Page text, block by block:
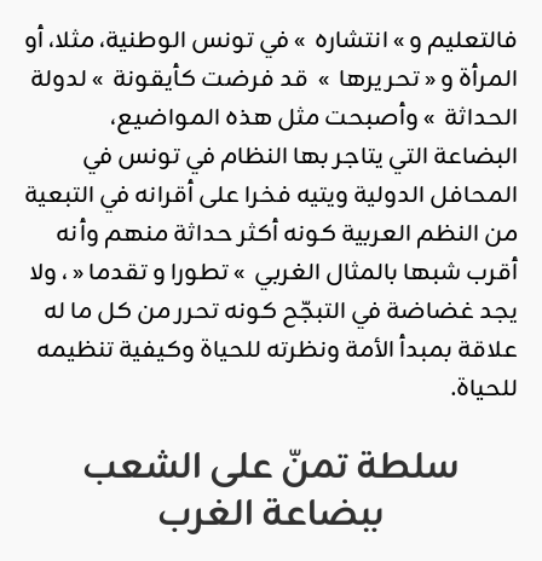
فالتعليم و » انتشاره » في تونس الوطنية، مثلا، أو
المرأة و « تحريرها » قد فرضت كأيقونة » لدولة
الحداثة » وأصبحت مثل هذه المواضيع،
البضاعة التي يتاجر بها النظام في تونس في
المحافل الدولية ويتيه فخرا على أقرانه في التبعية
من النظم العربية كونه أكثر حداثة منهم وأنه
أقرب شبها بالمثال الغربي » تطورا و تقدما « ، ولا
يجد غضاضة في التبجّح كونه تحرر من كل ما له
علاقة بمبدأ الأمة ونظرته للحياة وكيفية تنظيمه
للحياة.
سلطة تمنّ على الشعب
ببضاعة الغرب